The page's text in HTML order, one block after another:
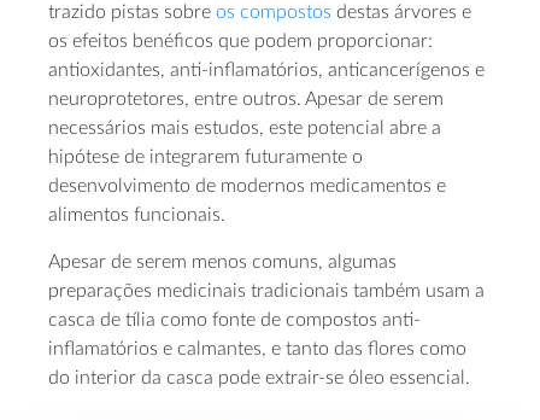
trazido pistas sobre os compostos destas árvores e
os efeitos benéficos que podem proporcionar:
antioxidantes, anti-inflamatórios, anticancerígenos e
neuroprotetores, entre outros. Apesar de serem
necessários mais estudos, este potencial abre a
hipótese de integrarem futuramente o
desenvolvimento de modernos medicamentos e
alimentos funcionais.
Apesar de serem menos comuns, algumas
preparações medicinais tradicionais também usam a
casca de tília como fonte de compostos anti-
inflamatórios e calmantes, e tanto das flores como
do interior da casca pode extrair-se óleo essencial.